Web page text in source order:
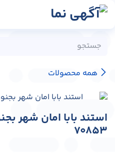
پرش به محتوا
همه محصولات
70853